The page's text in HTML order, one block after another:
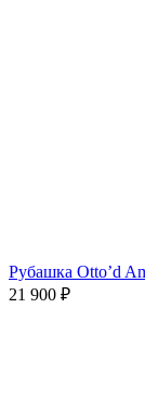
Рубашка Otto’d
21 900 ₽